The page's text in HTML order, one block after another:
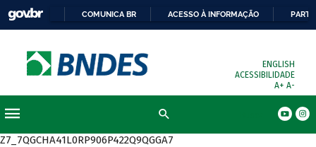
COMUNICA BR ACESSO À INFORMAÇÃO
ENGLISH
ACESSIBILIDADE
A+ A-
Z7_7QGCHA41L0RP906P422Q9QGGA7